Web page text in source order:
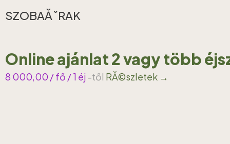
SZOBAĂˇRAK
Online ajánlat 2 vagy több
8 000,00 / fő / 1 éj -től RĂ©szletek →